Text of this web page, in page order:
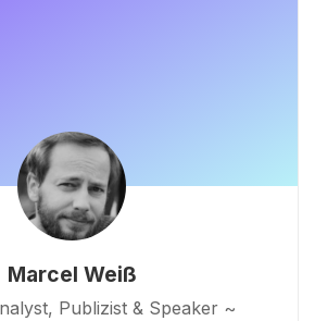
Marcel Weiß
Publizist & Speaker ~